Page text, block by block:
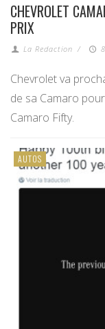
CHEVROLET
PRIX
La Redaction /
Chevrolet va
de sa Camaro
Camaro Fifty.
AUTOS